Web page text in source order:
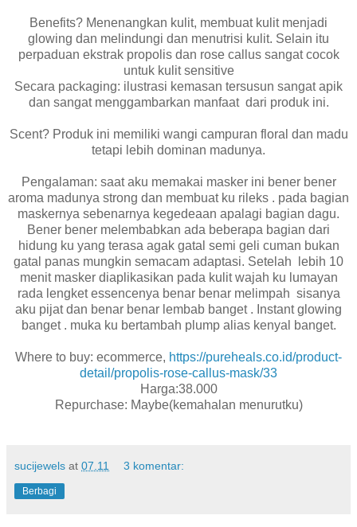
Benefits? Menenangkan kulit, membuat kulit menjadi
glowing dan melindungi dan menutrisi kulit. Selain itu
perpaduan ekstrak propolis dan rose callus sangat cocok
untuk kulit sensitive
Secara packaging: ilustrasi kemasan tersusun sangat apik
dan sangat menggambarkan manfaat dari produk ini.
Scent? Produk ini memiliki wangi campuran floral dan madu
tetapi lebih dominan madunya.
Pengalaman: saat aku memakai masker ini bener bener
aroma madunya strong dan membuat ku rileks . pada bagian
maskernya sebenarnya kegedeaan apalagi bagian dagu.
Bener bener melembabkan ada beberapa bagian dari
hidung ku yang terasa agak gatal semi geli cuman bukan
gatal panas mungkin semacam adaptasi. Setelah
lebih 10
menit masker diaplikasikan pada kulit wajah ku lumayan
rada lengket essencenya benar benar melimpah sisanya
aku pijat dan benar benar lembab banget . Instant glowing
banget . muka ku bertambah plump alias kenyal banget.
Where to buy: ecommerce, https://pureheals.co.id/product-
detail/propolis-rose-callus-mask/33
Harga:38.000
Repurchase: Maybe(kemahalan menurutku)
sucijewels at 07.11 3 komentar:
Berbagi